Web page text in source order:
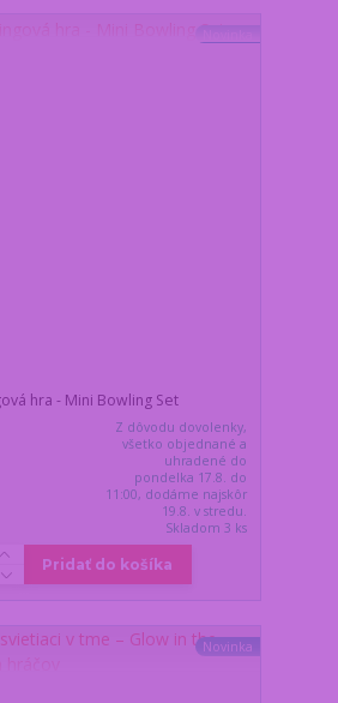
hra - Mini Bowling Set
Z dôvodu dovolenky,
všetko objednané a
uhradené do
pondelka 17.8. do
11:00, dodáme najskôr
19.8. v stredu.
Skladom 3 ks
Pridať do košíka
Novinka